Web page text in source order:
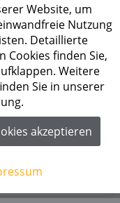
6,9 kWh
mehr
Website, um
Nutzung
Detaillierte
Cookies finden Sie,
Weitere
Sie in unserer
akzeptieren